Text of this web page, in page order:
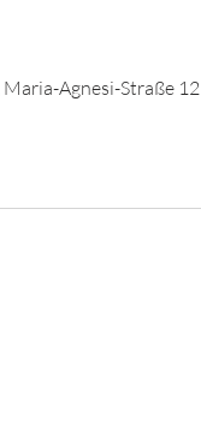
Agnesi-Straße 12